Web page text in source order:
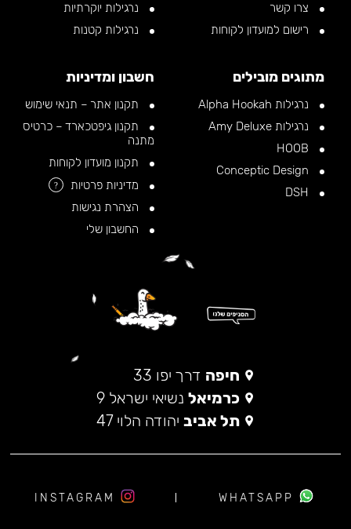
צרו קשר
רישום למועדון לקוחות
נרגילות יוקרתיות
נרגילות קטנות
מתוגים מובילים
נרגילות Alpha Hookah
נרגילות Amy Deluxe
חשבון ומדיניות
תקנון אתר – תנאי שימוש
תקנון גיפטכארד – כרטיס
מתנה
תקנון מועדון לקוחות
מדיניות פרטיות
?
הצהרת נגישות
החשבון שלי
חיפה דרך יפו 33
כרמיאל נשיאי ישראל 9
תל אביב יהודה הלוי 47
WHATSAPP
INSTAGRAM